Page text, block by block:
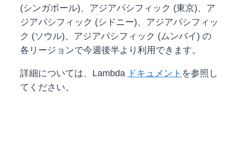
(シンガポール)、アジアパシフィック (東京)、ア
ジアパシフィック (シドニー)、アジアパシフィッ
ク (ソウル)、アジアパシフィック (ムンバイ) の
各リージョンで今週後半より利用できます。
詳細については、Lambda ドキュメント を参照し
てください。